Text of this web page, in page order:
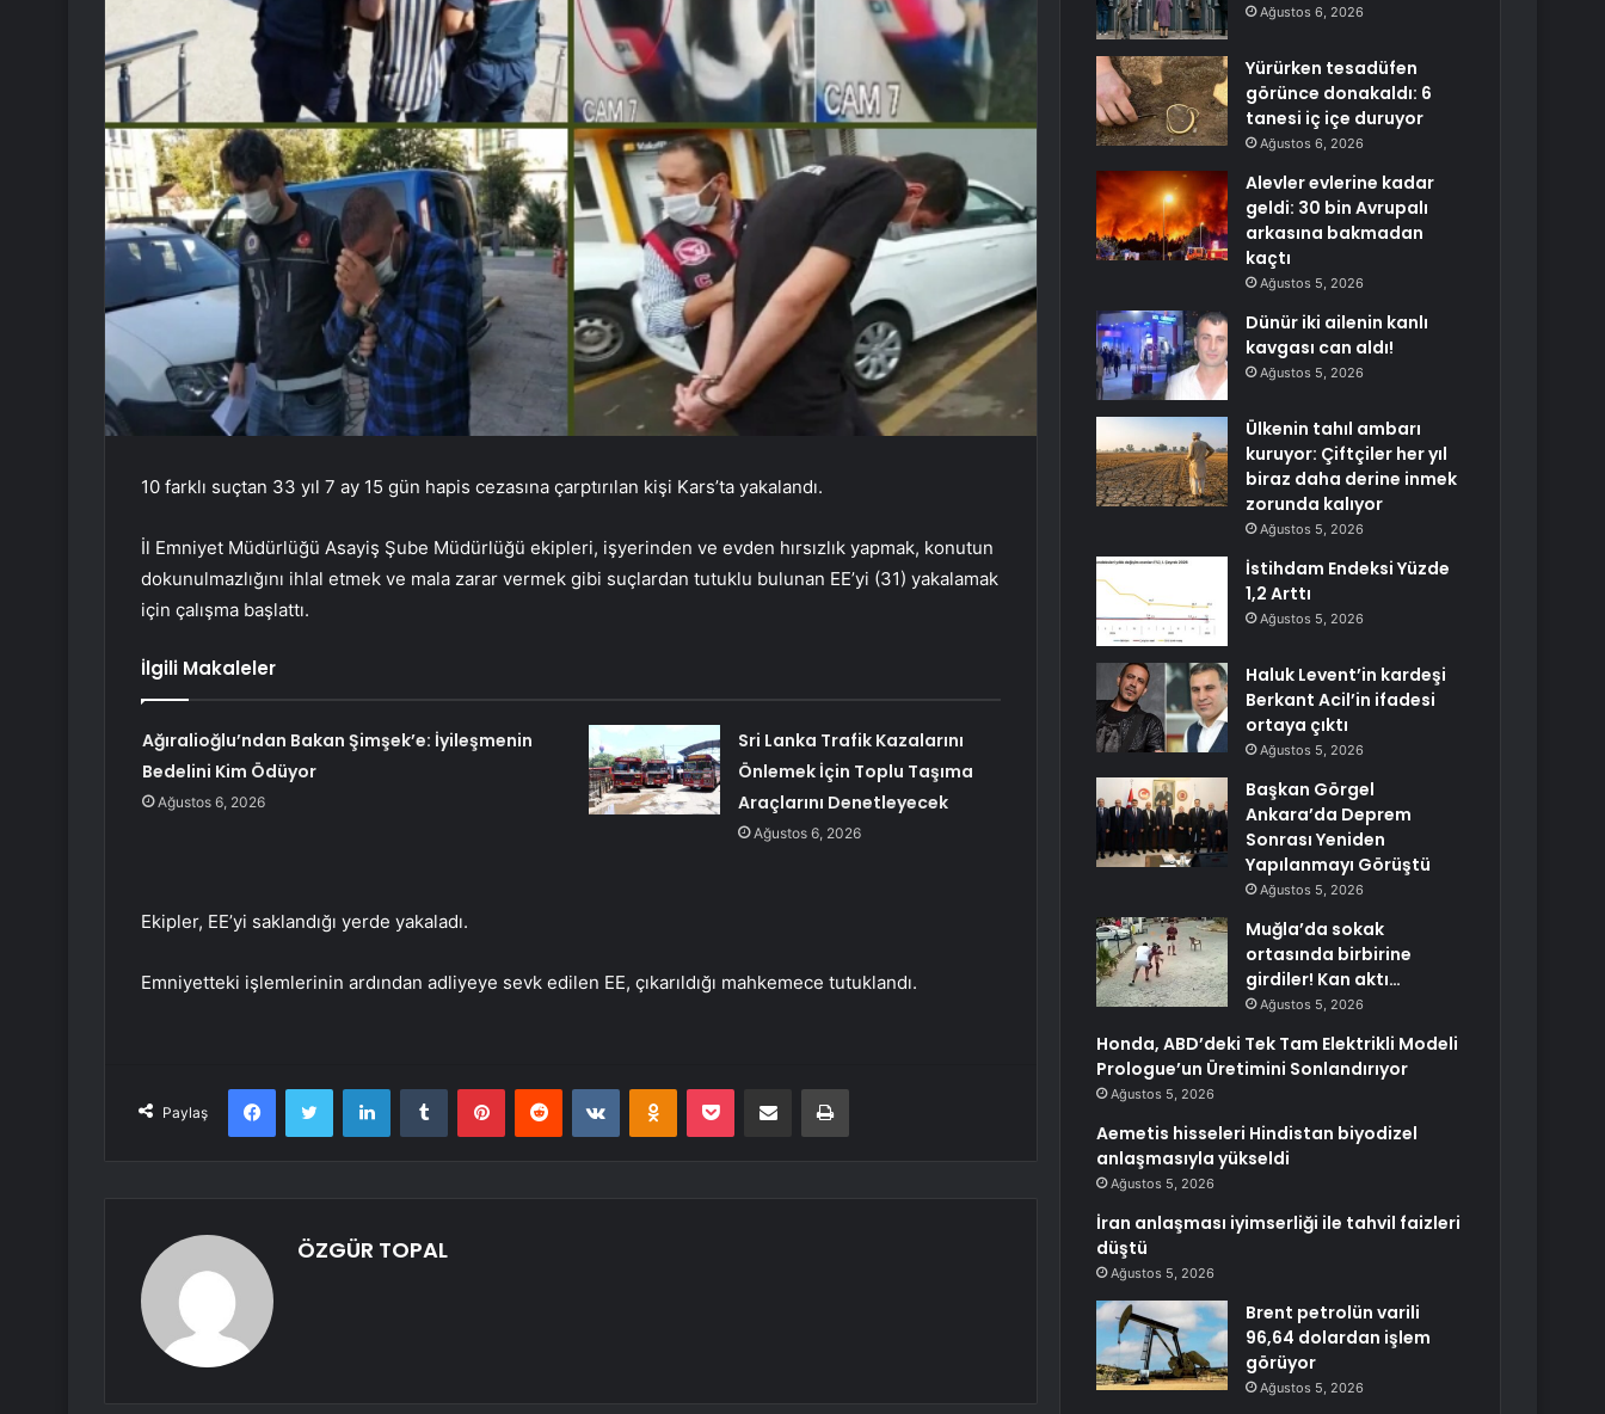
10 farklı suçtan 33 yıl 7 ay 15 gün hapis cezasına çarptırılan kişi Kars’ta yakalandı.
İl Emniyet Müdürlüğü Asayiş Şube Müdürlüğü ekipleri, işyerinden ve evden hırsızlık yapmak, konutun
dokunulmazlığını ihlal etmek ve mala zarar vermek gibi suçlardan tutuklu bulunan EE’yi (31) yakalamak
için çalışma başlattı.
İlgili Makaleler
Ağıralioğlu’ndan Bakan Şimşek’e: İyileşmenin
Bedelini Kim Ödüyor
Ağustos 6, 2026
Sri Lanka Trafik Kazalarını
Önlemek İçin Toplu Taşıma
Araçlarını Denetleyecek
Ağustos 6, 2026
Ekipler, EE’yi saklandığı yerde yakaladı.
Emniyetteki işlemlerinin ardından adliyeye sevk edilen EE, çıkarıldığı mahkemece tutuklandı.
Paylaş
FacebookTwitter LinkedInTumblr PinterestReddit VKontakteOdnoklassniki
Pocket E-Posta ile paylaş Yazdır
ÖZGÜR TOPAL
Ağustos 6, 2026
Yürürken tesadüfen
görünce donakaldı: 6
tanesi iç içe duruyor
Ağustos 6, 2026
Alevler evlerine kadar
geldi: 30 bin Avrupalı
arkasına bakmadan
kaçtı
Ağustos 5, 2026
Dünür iki ailenin kanlı
kavgası can aldı!
Ağustos 5, 2026
Ülkenin tahıl ambarı
kuruyor: Çiftçiler her yıl
biraz daha derine inmek
zorunda kalıyor
Ağustos 5, 2026
İstihdam Endeksi Yüzde
1,2 Arttı
Ağustos 5, 2026
Haluk Levent’in kardeşi
Berkant Acil’in ifadesi
ortaya çıktı
Ağustos 5, 2026
Başkan Görgel
Ankara’da Deprem
Sonrası Yeniden
Yapılanmayı Görüştü
Ağustos 5, 2026
Muğla’da sokak
ortasında birbirine
girdiler! Kan aktı…
Ağustos 5, 2026
Honda, ABD’deki Tek Tam Elektrikli Modeli
Prologue’un Üretimini Sonlandırıyor
Ağustos 5, 2026
Aemetis hisseleri Hindistan biyodizel
anlaşmasıyla yükseldi
Ağustos 5, 2026
İran anlaşması iyimserliği ile tahvil faizleri
düştü
Ağustos 5, 2026
Brent petrolün varili
96,64 dolardan işlem
görüyor
Ağustos 5, 2026